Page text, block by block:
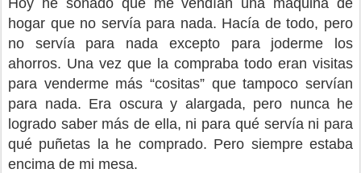
hogar que no servía para nada. Hacía de todo, pero
no servía para nada excepto para joderme los
ahorros. Una vez que la compraba todo eran visitas
para venderme más “cositas” que tampoco servían
para nada. Era oscura y alargada, pero nunca he
logrado saber más de ella, ni para qué servía ni para
qué puñetas la he comprado. Pero siempre estaba
encima de mi mesa.